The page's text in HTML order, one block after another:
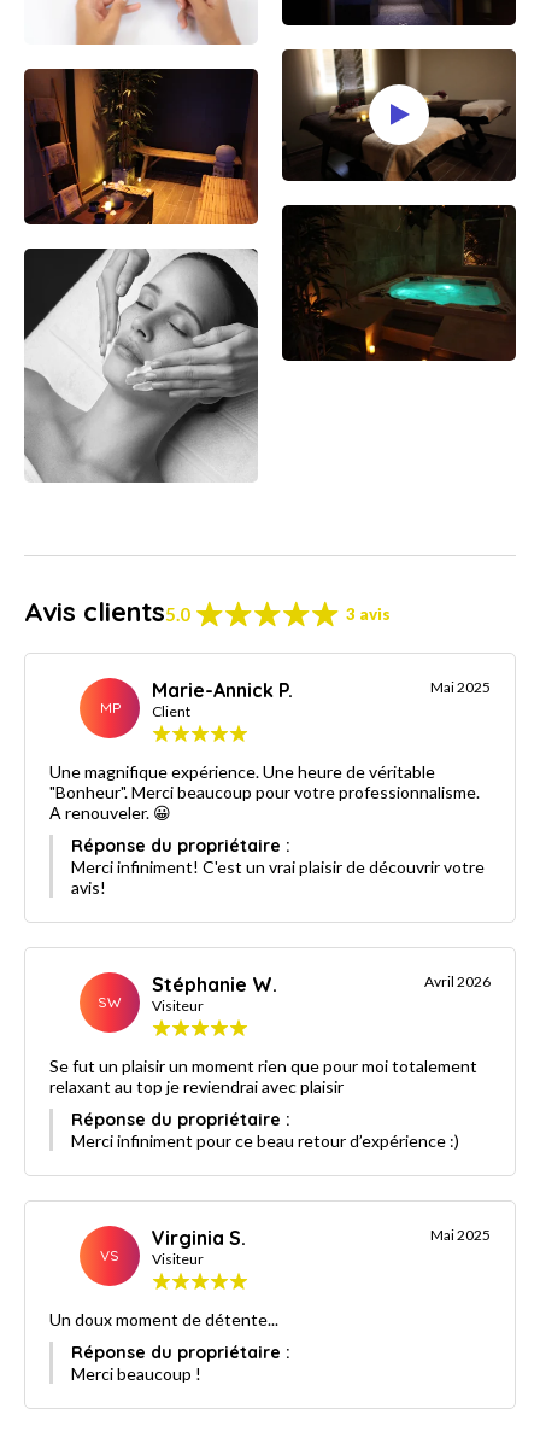
Avis clients5.0 3 avis
MP
Marie-Annick P.
Client
Mai 2025
Une magnifique expérience. Une heure de véritable
"Bonheur". Merci beaucoup pour votre professionnalisme.
A renouveler. 😀
Réponse du propriétaire :
Merci infiniment! C'est un vrai plaisir de découvrir votre
avis!
SW
Stéphanie W.
Visiteur
Avril 2026
Se fut un plaisir un moment rien que pour moi totalement
relaxant au top je reviendrai avec plaisir
Réponse du propriétaire :
Merci infiniment pour ce beau retour d’expérience :)
VS
Virginia S.
Visiteur
Mai 2025
Un doux moment de détente...
Réponse du propriétaire :
Merci beaucoup !